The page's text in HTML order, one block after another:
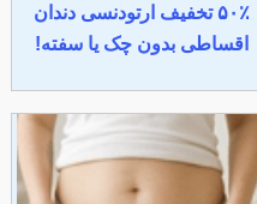
۵۰٪ تخفیف ارتودنسی دندان
اقساطی بدون چک یا سفته!